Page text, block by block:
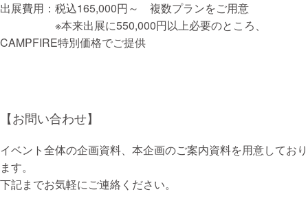
出展費用：税込165,000円～ 複数プランをご用意
※本来出展に550,000円以上必要のところ、
CAMPFIRE特別価格でご提供
【お問い合わせ】
イベント全体の企画資料、本企画のご案内資料を用意しており
ます。
下記までお気軽にご連絡ください。